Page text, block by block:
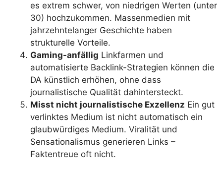
es extrem schwer, von niedrigen Werten (unter
30) hochzukommen. Massenmedien mit
jahrzehntelanger Geschichte haben
strukturelle Vorteile.
Gaming-anfällig Linkfarmen und
automatisierte Backlink-Strategien können die
DA künstlich erhöhen, ohne dass
journalistische Qualität dahintersteckt.
Misst nicht journalistische Exzellenz Ein gut
verlinktes Medium ist nicht automatisch ein
glaubwürdiges Medium. Viralität und
Sensationalismus generieren Links –
Faktentreue oft nicht.